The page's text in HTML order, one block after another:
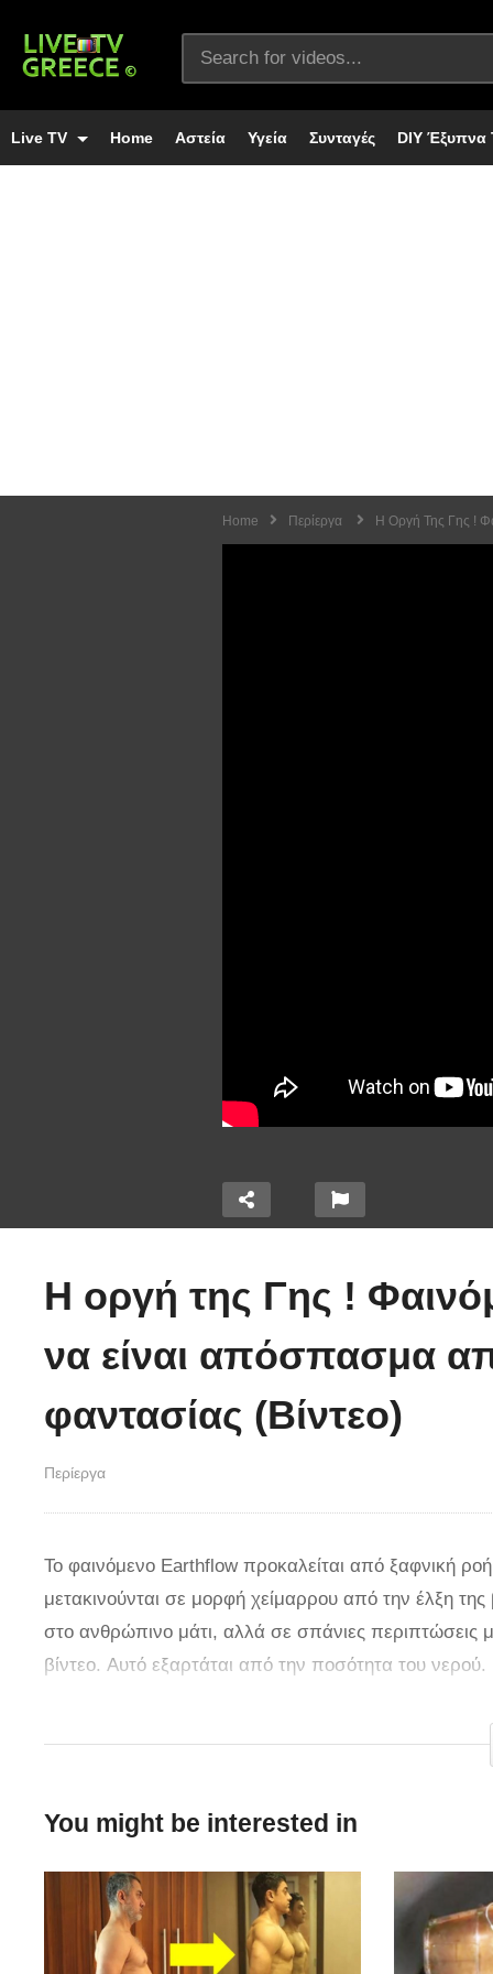
Live TV Home Αστεία Υγεία Συνταγές DIY Έξυπνα
Home Περίεργα Η Οργή Της Γης !
έξω
τι
ασυνήθιστα
πράγματα που
έπεσαν από τον
Η οργή της Γης !
να είναι απόσπασμα
φαντασίας (Βίντεο)
Περίεργα
To φαινόμενο Εarthflow προκαλείται από ξαφνική
μετακινούνται σε μορφή χείμαρρου από την έλξη
στο ανθρώπινο μάτι, αλλά σε σπάνιες περιπτώσεις
βίντεο. Αυτό εξαρτάται από την ποσότητα του νερού.
Όσο περισσότερο, τόσο γρηγορότερη η ροή του
Το βίντεο που κάνει το γύρο του διαδικτύου θα
καταγραφή σε δασική περιοχή στην πόλη Zarechnyi.
You might be interested in